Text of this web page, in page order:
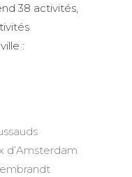
38 activités,
:
d’Amsterdam